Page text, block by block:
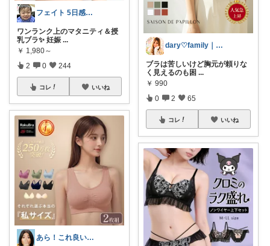
フェイト 5日感謝です😊
ワンランク上のマタニティ＆授
乳ブラ✨ 妊娠 ...
￥ 1,980～
2 0 244
コレ いいね
あら！これ良いわね～
dary♡family｜厳選アイテム✨
ブラは苦しいけど胸元が頼りな
く見えるのも困 ...
￥ 990
0 2 65
コレ いいね